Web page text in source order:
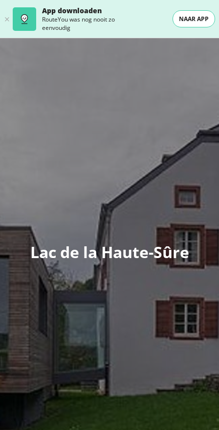
App downloaden
RouteYou was nog nooit zo
eenvoudig
NAAR APP
Lac de la Haute-Sûre